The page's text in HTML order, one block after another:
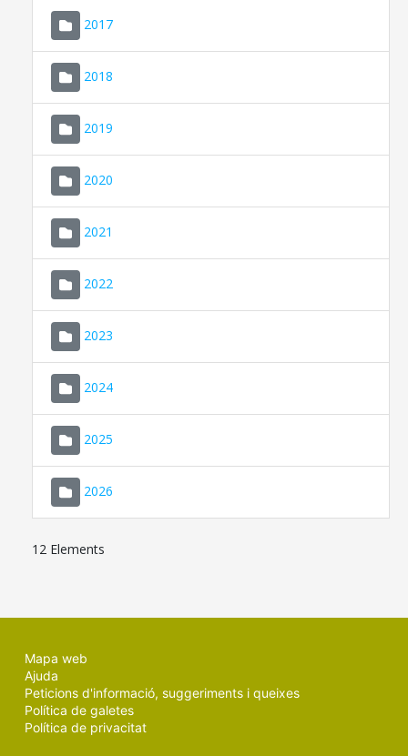
2017
2018
2019
2020
2021
2022
2023
2024
2025
2026
12 Elements
Mapa web
Ajuda
Peticions d'informació, suggeriments i queixes
Política de galetes
Política de privacitat